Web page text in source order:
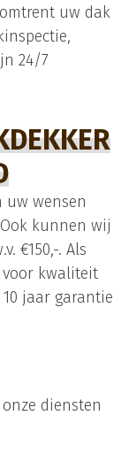
uw dak
24/7
uw wensen
kunnen wij
€150,-. Als
kwaliteit
jaar garantie
diensten